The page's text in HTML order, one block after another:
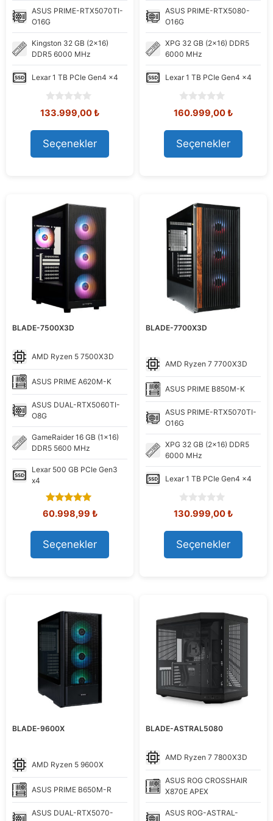
ASUS PRIME-RTX5070TI-
O16G
Kingston 32 GB (2x16)
DDR5 6000 MHz
Lexar 1 TB PCIe Gen4 x4
0
o
u
t
o
f
Orijinal
151.294,95 ₺.
133.999,00₺Şu
Seçenekler
ASUS PRIME-RTX5080-
O16G
XPG 32 GB (2x16) DDR5
6000 MHz
Lexar 1 TB PCIe Gen4 x4
0
o
u
t
o
f
Orijinal
168.960,73 ₺.
160.999,00₺Şu
Seçenekler
BLADE-7500X3D
AMD Ryzen 5 7500X3D
ASUS PRIME A620M-K
ASUS DUAL-RTX5060TI-
O8G
GameRaider 16 GB (1x16)
DDR5 5600 MHz
Lexar 500 GB PCIe Gen3
x4
5.00
out of 5
Orijinal
71.639,92 ₺.
60.998,99 ₺Şu
Seçenekler
BLADE-7700X3D
AMD Ryzen 7 7700X3D
ASUS PRIME B850M-K
ASUS PRIME-RTX5070TI-
O16G
XPG 32 GB (2x16) DDR5
6000 MHz
Lexar 1 TB PCIe Gen4 x4
0
o
u
t
o
f
Orijinal
149.176,40 ₺.
130.999,00₺Şu
Seçenekler
BLADE-9600X
AMD Ryzen 5 9600X
ASUS PRIME B650M-R
ASUS DUAL-RTX5070-
BLADE-ASTRAL5080
AMD Ryzen 7 7800X3D
ASUS ROG CROSSHAIR
X870E APEX
ASUS ROG-ASTRAL-